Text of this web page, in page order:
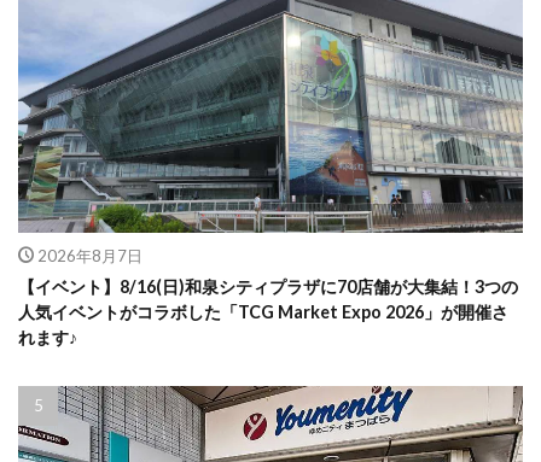
2026年8月7日
【イベント】8/16(日)和泉シティプラザに70店舗が大集結！3つの
人気イベントがコラボした「TCG Market Expo 2026」が開催さ
れます♪